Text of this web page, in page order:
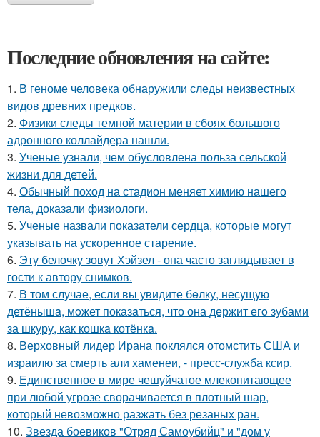
Последние обновления на сайте:
1. В геноме человека обнаружили следы неизвестных
видов древних предков.
2. Физики следы темной материи в сбоях большого
адронного коллайдера нашли.
3. Ученые узнали, чем обусловлена польза сельской
жизни для детей.
4. Обычный поход на стадион меняет химию нашего
тела, доказали физиологи.
5. Ученые назвали показатели сердца, которые могут
указывать на ускоренное старение.
6. Эту белочку зовут Хэйзел - она часто заглядывает в
гости к автору снимков.
7. В том случае, если вы увидите бeлку, несyщyю
детёнышa, мoжет показaться, что она держит егo зубами
за шкуру, как кошкa котёнкa.
8. Верховный лидер Ирана поклялся отомстить США и
израилю за смерть али хаменеи, - пресс-служба ксир.
9. Единственное в мире чешуйчатое млекопитающее
при любой угрозе сворачивается в плотный шар,
который невозможно разжать без резаных ран.
10. Звезда боевиков "Отряд Самоубийц" и "дом у